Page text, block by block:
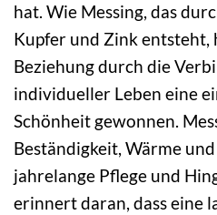
hat. Wie Messing, das
Kupfer und Zink entsteht,
Beziehung durch die
individueller Leben eine
Schönheit gewonnen.
Beständigkeit, Wärme
jahrelange Pflege und
erinnert daran, dass eine